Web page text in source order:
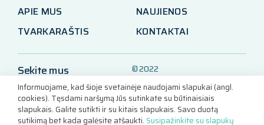
APIE MUS
TVARKARAŠTIS
NAUJIENOS
KONTAKTAI
Sekite mus
LinkedIn
Facebook
© 2022
Klaipėdos baseinas
Informuojame, kad šioje svetainėje naudojami slapukai (angl.
cookies). Tęsdami naršymą Jūs sutinkate su būtinaisiais
slapukais. Galite sutikti ir su kitais slapukais. Savo duotą
sutikimą bet kada galėsite atšaukti. Susipažinkite su slapukų